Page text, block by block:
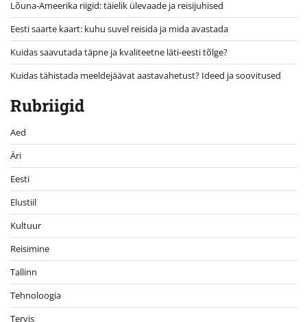
Lõuna-Ameerika riigid: täielik ülevaade ja reisijuhised
Eesti saarte kaart: kuhu suvel reisida ja mida avastada
Kuidas saavutada täpne ja kvaliteetne läti-eesti tõlge?
Kuidas tähistada meeldejäävat aastavahetust? Ideed ja soovitused
Rubriigid
Aed
Äri
Eesti
Elustiil
Kultuur
Reisimine
Tallinn
Tehnoloogia
Tervis